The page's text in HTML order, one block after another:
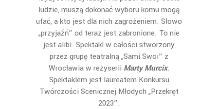
ludzie, muszą dokonać wyboru komu mogą
ufać, a kto jest dla nich zagrożeniem. Słowo
„przyjaźń” od teraz jest zabronione. To nie
jest alibi. Spektakl w całości stworzony
przez grupę teatralną „Sami Swoi” z
Wrocławia w reżyserii Marty Murcix.
Spektaklem jest laureatem Konkursu
Twórczości Scenicznej Młodych „Przekręt
2023”.